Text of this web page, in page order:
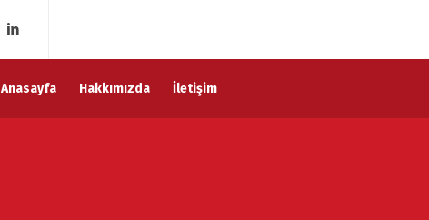
Anasayfa Hakkımızda İletişim